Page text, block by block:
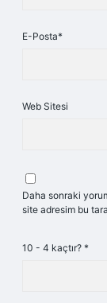
E-Posta*
Web Sitesi
Daha sonraki
site adresim bu
10 - 4 kaçtır? *